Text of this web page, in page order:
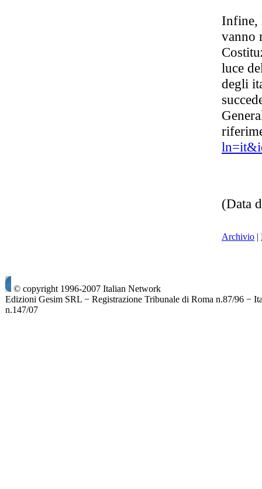
Infine,
vanno
luce
degli
(Data
Archivio |
© copyright 1996-2007 Italian Network
Edizioni Gesim SRL − Registrazione Tribunale di Roma n.87/96 −
n.147/07